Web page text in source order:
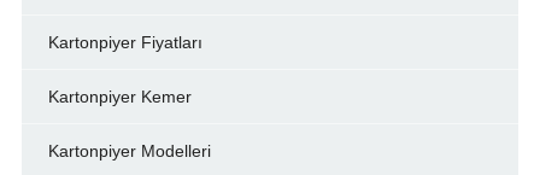
Kartonpiyer Fiyatları
Kartonpiyer Kemer
Kartonpiyer Modelleri